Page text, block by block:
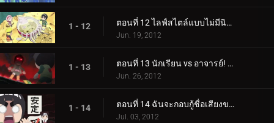
1 - 12 ตอนที่ 12 ไลฟ์สไตล์แบบไม่มีนินจา! / ฉันอยากจะแบ่งปันร่มกับซากุระ
Jun. 19, 2012
1 - 13 ตอนที่ 13 นักเรียน vs อาจารย์! ร็อค ลี ปะทะ ไมท์ กาย! / ฉันจะเหนือกว่าอาจารย์อาจารย์
Jun. 26, 2012
1 - 14 ตอนที่ 14 ฉันจะกอบกู้ชื่อเสียงของนินจา! / ความตาย!
Jul. 03, 2012